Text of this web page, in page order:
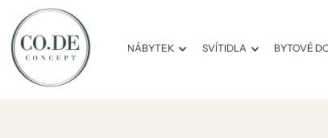
Přeskočit na obsah
NÁBYTEK SVÍTIDLA BYTOVÉ